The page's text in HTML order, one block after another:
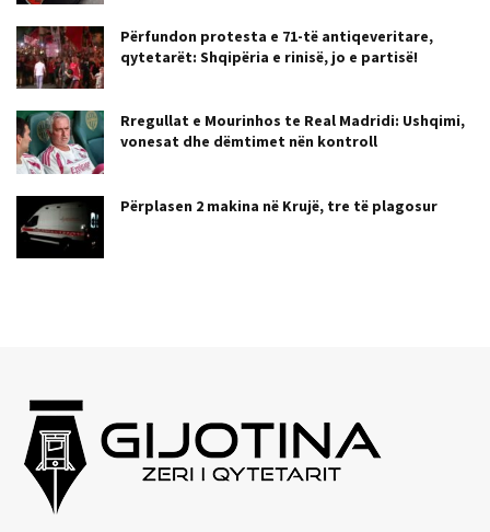
Përfundon protesta e 71-të antiqeveritare,
qytetarët: Shqipëria e rinisë, jo e partisë!
Rregullat e Mourinhos te Real Madridi: Ushqimi,
vonesat dhe dëmtimet nën kontroll
Përplasen 2 makina në Krujë, tre të plagosur